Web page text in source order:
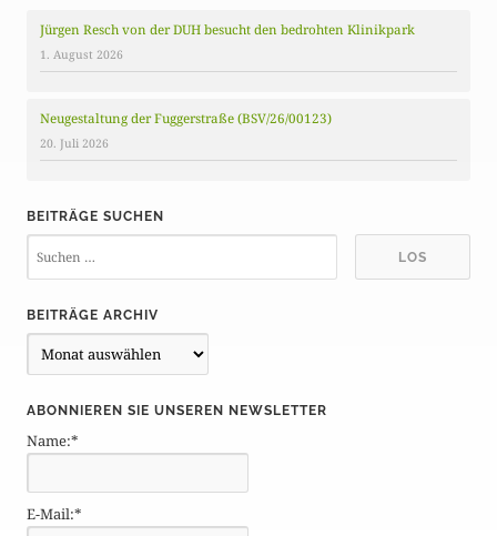
Jürgen Resch von der DUH besucht den bedrohten Klinikpark
1. August 2026
Neugestaltung der Fuggerstraße (BSV/26/00123)
20. Juli 2026
BEITRÄGE SUCHEN
BEITRÄGE ARCHIV
e
t
r
g
e
ABONNIEREN SIE UNSEREN NEWSLETTER
Name:*
E-Mail:*